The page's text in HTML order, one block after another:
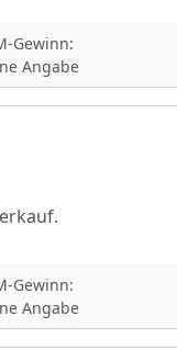
Gewinn:
Angabe
Gewinn:
Angabe